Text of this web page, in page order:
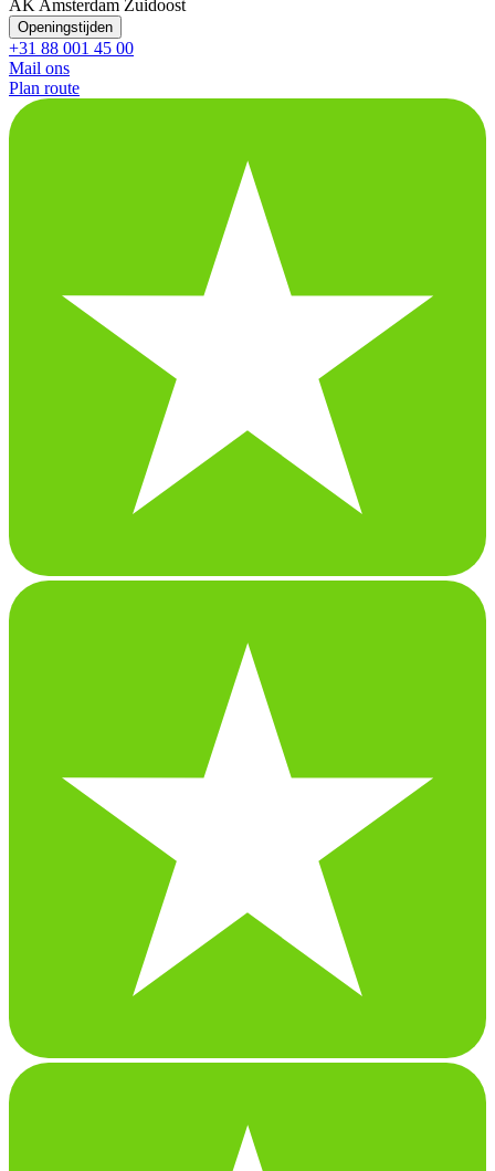
AK Amsterdam Zuidoost
Openingstijden
+31 88 001 45 00
Mail ons
Plan route